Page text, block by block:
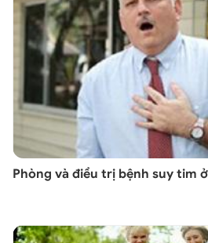
Phòng và điều trị bệnh suy tim